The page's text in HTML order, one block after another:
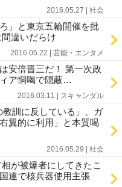
2016.05.27 | 社会
」と東京五輪開催を批
違いだらけ
2016.05.22 | 芸能・エンタメ
安倍晋三だ！ 第一次政
ア恫喝で隠蔽…
2016.03.11 | スキャンダル
訓に反している」、ガ
翼的に利用」と本質喝
2016.05.29 | 社会
が被爆者にしてきたこ
連で核兵器使用主張